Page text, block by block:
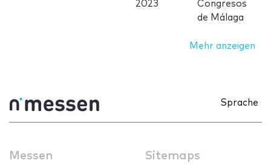
2023
Congresos
de Málaga
Mehr anzeigen
Sprache
Messen Sitemaps